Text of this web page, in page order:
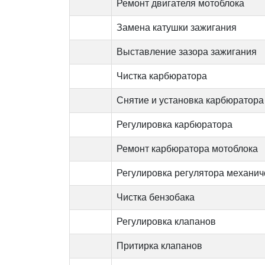
Ремонт двигателя мотоблока
Замена катушки зажигания
Выставление зазора зажигания
Чистка карбюратора
Снятие и установка карбюратора
Регулировка карбюратора
Ремонт карбюратора мотоблока
Регулировка регулятора
Чистка бензобака
Регулировка клапанов
Притирка клапанов